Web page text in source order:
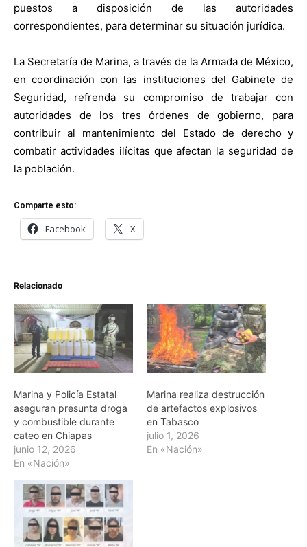
puestos a disposición de las autoridades
correspondientes, para determinar su situación jurídica.
La Secretaría de Marina, a través de la Armada de México,
en coordinación con las instituciones del Gabinete de
Seguridad, refrenda su compromiso de trabajar con
autoridades de los tres órdenes de gobierno, para
contribuir al mantenimiento del Estado de derecho y
combatir actividades ilícitas que afectan la seguridad de
la población.
Comparte esto:
Facebook X
Relacionado
Marina y Policía Estatal
aseguran presunta droga
y combustible durante
cateo en Chiapas
junio 12, 2026
En «Nación»
Marina realiza destrucción
de artefactos explosivos
en Tabasco
julio 1, 2026
En «Nación»